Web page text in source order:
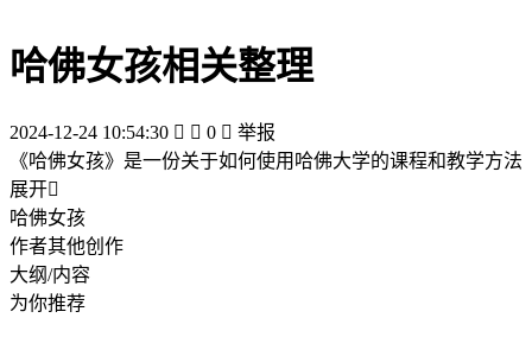
哈佛女孩相关整理
2024-12-24 10:54:30   0  举报
《哈佛女孩》是一份关于如何使用哈佛大学的课程和教学方法
展开
哈佛女孩
作者其他创作
大纲/内容
为你推荐